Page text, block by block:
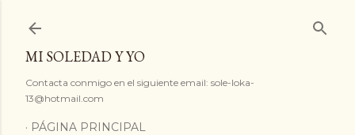
MI SOLEDAD Y YO
Contacta conmigo en el siguiente email: sole-loka-
13@hotmail.com
PÁGINA PRINCIPAL